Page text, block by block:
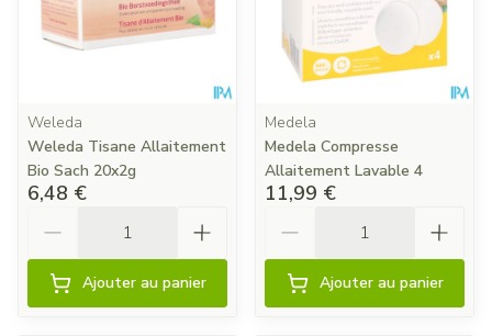
Weleda
Weleda Tisane Allaitement
Bio Sach 20x2g
6,48 €
Ajouter au panier
Medela
Medela Compresse
Allaitement Lavable 4
11,99 €
Ajouter au panier